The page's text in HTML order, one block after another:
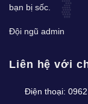
bạn bị sốc.
Đội ngũ admin
Liên hệ với
Điện thoại: